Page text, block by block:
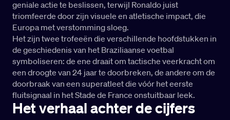
geniale actie te beslissen, terwijl Ronaldo juist
triomfeerde door zijn visuele en atletische impact, die
Europa met verstomming sloeg.
Het zijn twee trofeeën die verschillende hoofdstukken in
de geschiedenis van het Braziliaanse voetbal
symboliseren: de ene draait om tactische veerkracht om
een droogte van 24 jaar te doorbreken, de andere om de
doorbraak van een superatleet die vóór het eerste
fluitsignaal in het Stade de France onstuitbaar leek.
Het verhaal achter de cijfers